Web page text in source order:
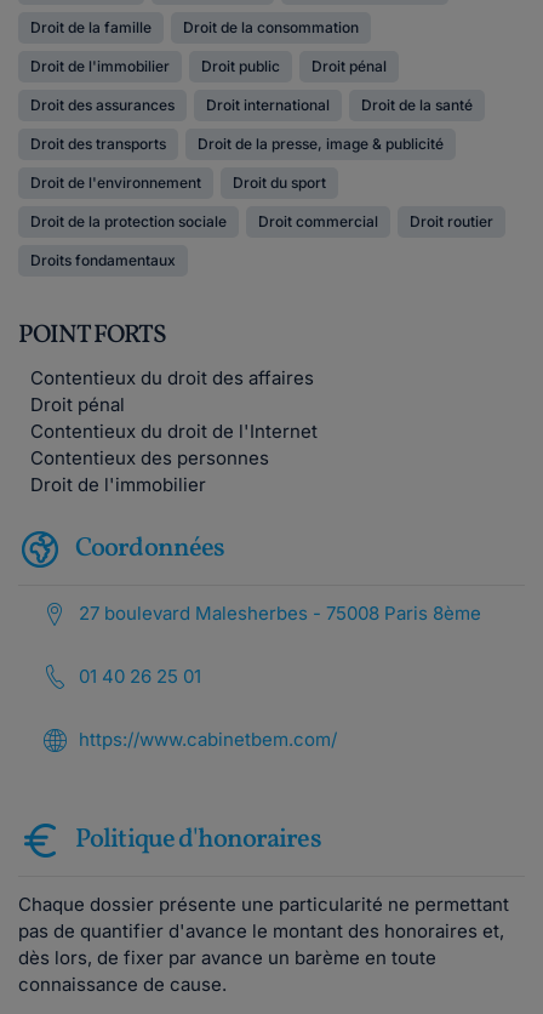
Droit de la famille Droit de la consommation
Droit de l'immobilier Droit public Droit pénal
Droit des assurances Droit international Droit de la santé
Droit des transports Droit de la presse, image & publicité
Droit de l'environnement Droit du sport
Droit de la protection sociale Droit commercial Droit routier
Droits fondamentaux
POINT FORTS
Contentieux du droit des affaires
Droit pénal
Contentieux du droit de l'Internet
Contentieux des personnes
Droit de l'immobilier
Coordonnées
27 boulevard Malesherbes - 75008 Paris 8ème
01 40 26 25 01
https://www.cabinetbem.com/
Politique d'honoraires
Chaque dossier présente une particularité ne permettant
pas de quantifier d'avance le montant des honoraires et,
dès lors, de fixer par avance un barème en toute
connaissance de cause.